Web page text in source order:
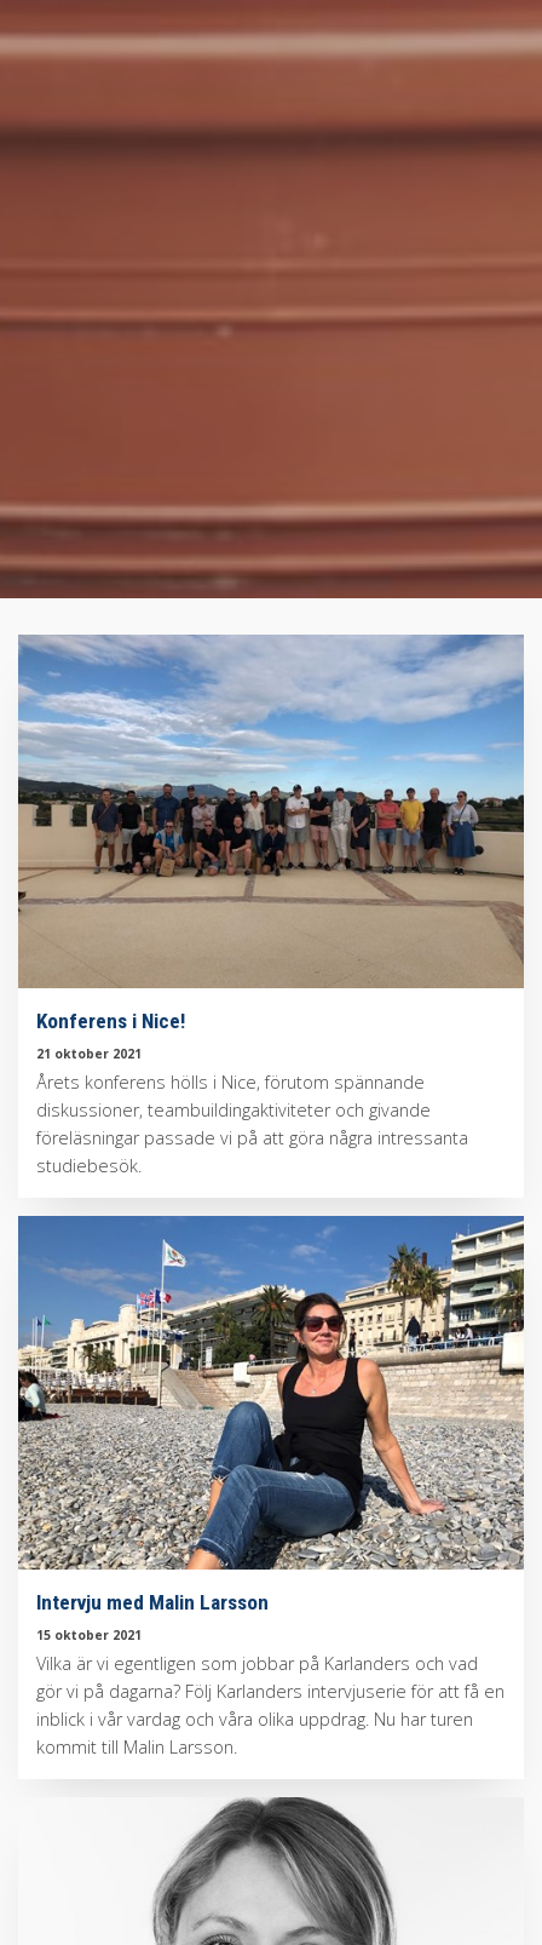
Konferens i Nice!
21 oktober 2021
Årets konferens hölls i Nice, förutom spännande
diskussioner, teambuildingaktiviteter och givande
föreläsningar passade vi på att göra några intressanta
studiebesök.
Intervju med Malin Larsson
15 oktober 2021
Vilka är vi egentligen som jobbar på Karlanders och vad
gör vi på dagarna? Följ Karlanders intervjuserie för att få en
inblick i vår vardag och våra olika uppdrag. Nu har turen
kommit till Malin Larsson.